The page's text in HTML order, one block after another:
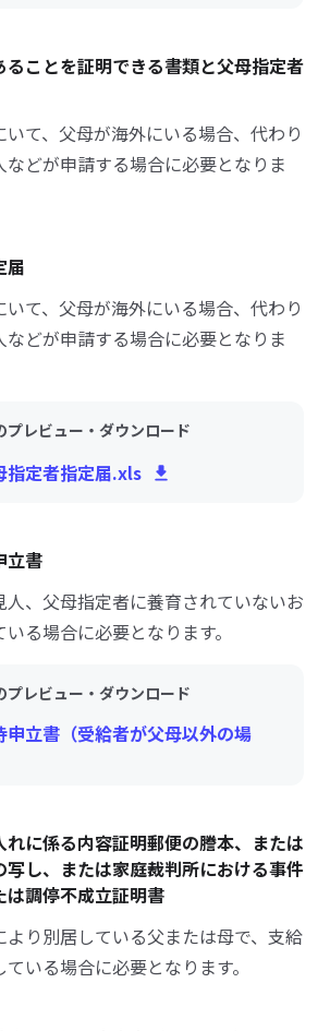
ことを証明できる書類と父母指定者
て、父母が海外にいる場合、代わり
などが申請する場合に必要となりま
届
て、父母が海外にいる場合、代わり
などが申請する場合に必要となりま
プレビュー・ダウンロード
定者指定届.xls
立書
人、父母指定者に養育されていないお
る場合に必要となります。
プレビュー・ダウンロード
申立書（受給者が父母以外の場
に係る内容証明郵便の謄本、または
写し、または家庭裁判所における事件
は調停不成立証明書
より別居している父または母で、支給
いる場合に必要となります。